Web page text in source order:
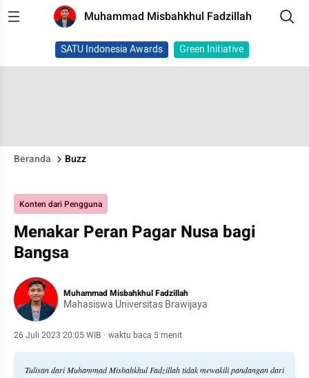
Muhammad Misbahkhul Fadzillah
SATU Indonesia Awards Green Initiative
Beranda Buzz
Konten dari Pengguna
Menakar Peran Pagar Nusa bagi
Bangsa
Muhammad Misbahkhul Fadzillah
Mahasiswa Universitas Brawijaya
26 Juli 2023 20:05 WIB · waktu baca 5 menit
Tulisan dari Muhammad Misbahkhul Fadzillah tidak mewakili pandangan dari